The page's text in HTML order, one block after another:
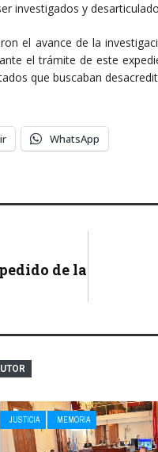
investigados y
el avance de la
el trámite de este
que buscaban
WhatsApp
de la
JUSTICIA MEMORIA